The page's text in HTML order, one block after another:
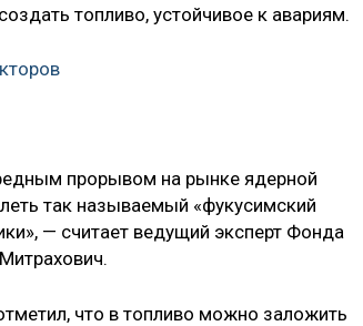
топливо, устойчивое к авариям.
прорывом на рынке ядерной
так называемый «фукусимский
— считает ведущий эксперт Фонда
что в топливо можно заложить